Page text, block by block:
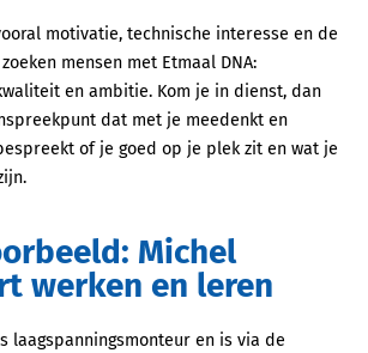
motivatie, technische interesse en de
mensen met Etmaal DNA:
en ambitie. Kom je in dienst, dan
dat met je meedenkt en
of je goed op je plek zit en wat je
werken en leren
laagspanningsmonteur en is via de